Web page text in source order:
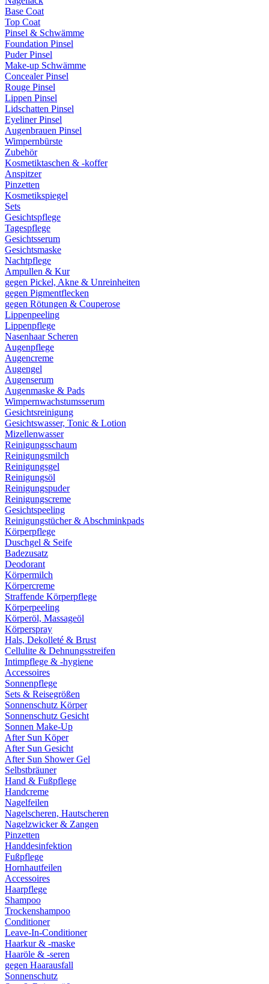
Base Coat
Top Coat
Pinsel & Schwämme
Foundation Pinsel
Puder Pinsel
Make-up Schwämme
Concealer Pinsel
Rouge Pinsel
Lippen Pinsel
Lidschatten Pinsel
Eyeliner Pinsel
Augenbrauen Pinsel
Wimpernbürste
Zubehör
Kosmetiktaschen & -koffer
Anspitzer
Pinzetten
Kosmetikspiegel
Sets
Gesichtspflege
Tagespflege
Gesichtsserum
Gesichtsmaske
Nachtpflege
Ampullen & Kur
gegen Pickel, Akne & Unreinheiten
gegen Pigmentflecken
gegen Rötungen & Couperose
Lippenpeeling
Lippenpflege
Nasenhaar Scheren
Augenpflege
Augencreme
Augengel
Augenserum
Augenmaske & Pads
Wimpernwachstumsserum
Gesichtsreinigung
Gesichtswasser, Tonic & Lotion
Mizellenwasser
Reinigungsschaum
Reinigungsmilch
Reinigungsgel
Reinigungsöl
Reinigungspuder
Reinigungscreme
Gesichtspeeling
Reinigungstücher & Abschminkpads
Körperpflege
Duschgel & Seife
Badezusatz
Deodorant
Körpermilch
Körpercreme
Straffende Körperpflege
Körperpeeling
Körperöl, Massageöl
Körperspray
Hals, Dekolleté & Brust
Cellulite & Dehnungsstreifen
Intimpflege & -hygiene
Accessoires
Sonnenpflege
Sets & Reisegrößen
Sonnenschutz Körper
Sonnenschutz Gesicht
Sonnen Make-Up
After Sun Köper
After Sun Gesicht
After Sun Shower Gel
Selbstbräuner
Hand & Fußpflege
Handcreme
Nagelfeilen
Nagelscheren, Hautscheren
Nagelzwicker & Zangen
Pinzetten
Handdesinfektion
Fußpflege
Hornhautfeilen
Accessoires
Haarpflege
Shampoo
Trockenshampoo
Conditioner
Leave-In-Conditioner
Haarkur & -maske
Haaröle & -seren
gegen Haarausfall
Sonnenschutz